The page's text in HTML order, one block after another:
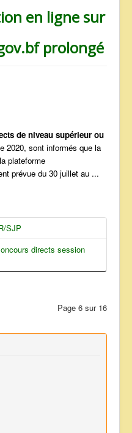
en ligne sur
prolongé
de niveau supérieur ou
2020, sont informés que la
plateforme
prévue du 30 juillet au ...
SJP
directs session
Page 6 sur 16